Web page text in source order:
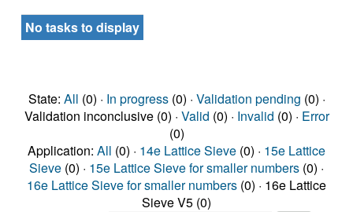
No tasks to display
State: All (0) · In progress(0) · Validation pending (0) ·
Validation inconclusive (0) · Valid (0) · Invalid (0) · Error
(0)
Application: All (0) · 14e Lattice Sieve (0) · 15e Lattice
Sieve (0) · 15e Lattice Sieve for smaller numbers (0) ·
16e Lattice Sieve for smaller numbers (0) · 16e Lattice
Sieve V5 (0)